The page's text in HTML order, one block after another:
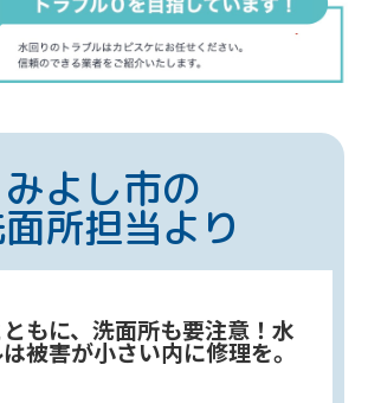
みよし市の
所担当より
もに、洗面所も要注意！水
被害が小さい内に修理を。